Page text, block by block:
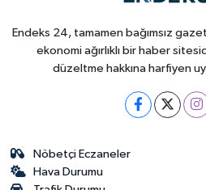
Endeks 24, tamamen bağımsız
ekonomi ağırlıklı bir haber
düzeltme hakkına harfiyen
Nöbetçi Eczaneler
Hava Durumu